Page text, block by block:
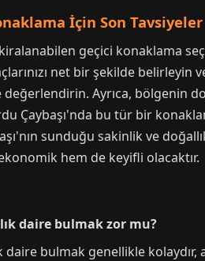
İçin Son Tavsiyeler
kiralanabilen geçici konaklama
net bir şekilde
Ayrıca, bölgenin
Çaybaşı'nda bu tür bir
sunduğu sakinlik ve
hem de keyifli olacaktır.
daire bulmak zor mu?
daire bulmak genellikle